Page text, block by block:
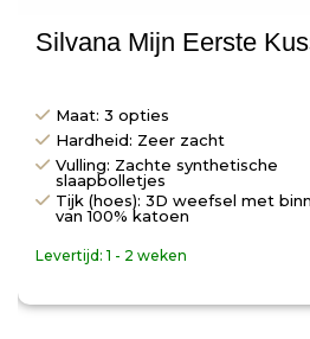
Silvana Mijn Eerste
Maat: 3 opties
Hardheid: Zeer zacht
Vulling: Zachte synthetische
slaapbolletjes
Tijk (hoes): 3D weefsel met
van 100% katoen
Levertijd: 1 - 2 weken